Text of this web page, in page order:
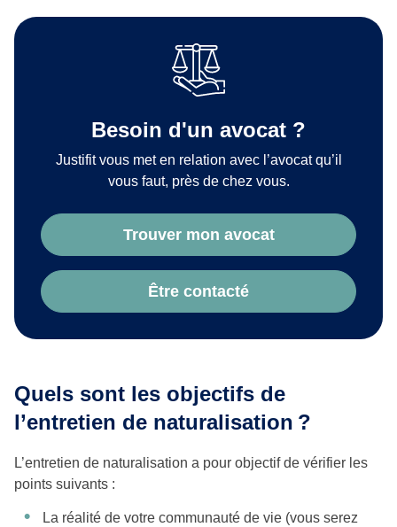
Besoin d'un avocat ?
Justifit vous met en relation avec l’avocat qu’il
vous faut, près de chez vous.
Trouver mon avocat
Être contacté
Quels sont les objectifs de
l’entretien de naturalisation ?
L’entretien de naturalisation a pour objectif de vérifier les
points suivants :
La réalité de votre communauté de vie (vous serez